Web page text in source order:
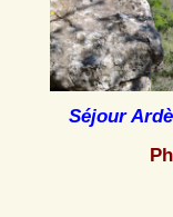
Séjour